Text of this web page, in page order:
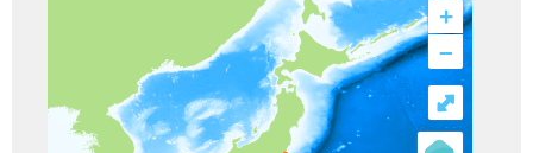
+
–
⤢